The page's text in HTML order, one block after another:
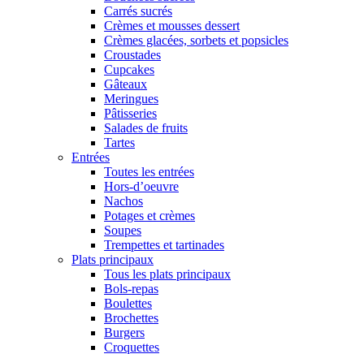
Carrés sucrés
Crèmes et mousses dessert
Crèmes glacées, sorbets et popsicles
Croustades
Cupcakes
Gâteaux
Meringues
Pâtisseries
Salades de fruits
Tartes
Entrées
Toutes les entrées
Hors-d’oeuvre
Nachos
Potages et crèmes
Soupes
Trempettes et tartinades
Plats principaux
Tous les plats principaux
Bols-repas
Boulettes
Brochettes
Burgers
Croquettes